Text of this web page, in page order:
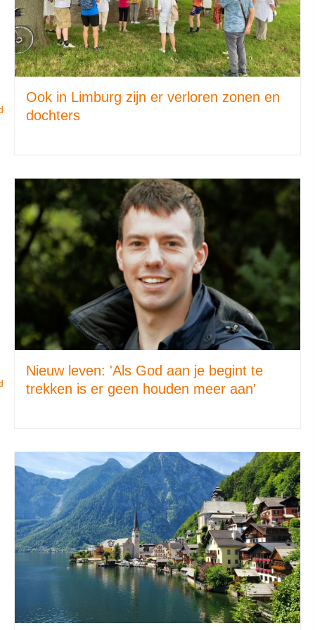
Ook in Limburg zijn er verloren zonen en
dochters
Nieuw leven: 'Als God aan je begint te
trekken is er geen houden meer aan'